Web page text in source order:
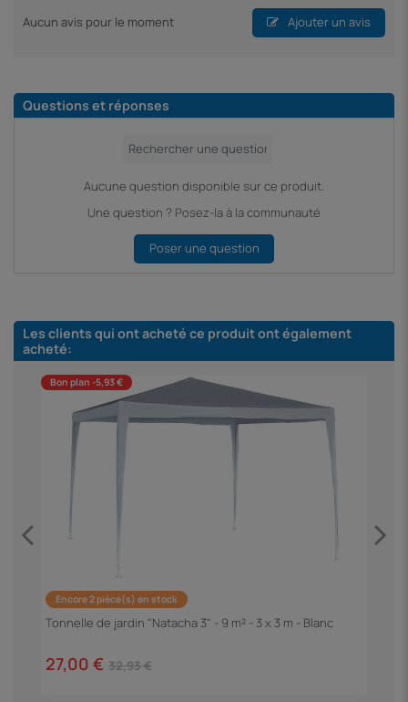
Aucun avis pour le moment Ajouter un avis
Questions et réponses
Aucune question disponible sur ce produit.
Une question ? Posez-la à la communauté
Poser une question
Les clients qui ont acheté ce produit ont également
acheté:
Bon plan -5,93 €
Encore 2 pièce(s) en stock
Tonnelle de jardin "Natacha 3" - 9 m² - 3 x 3 m - Blanc
27,00 € 32,93 €